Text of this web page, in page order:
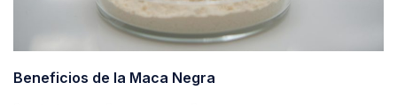
Beneficios de la Maca Negra